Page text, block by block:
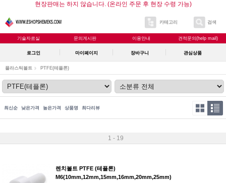
현장판매는 하지 않습니다. (온라인 주문 후 현장 수령 가능)
카테고리 검색
기술자료실 문의게시판 이용안내 견적문의(help mail)
로그인 마이페이지 장바구니 관심상품
플라스틱볼트 PTFE(테플론)
최신순 낮은가격 높은가격 상품명 최다리뷰
1 - 19
렌치볼트 PTFE (테플론)
M6(10mm,12mm,15mm,16mm,20mm,25mm)